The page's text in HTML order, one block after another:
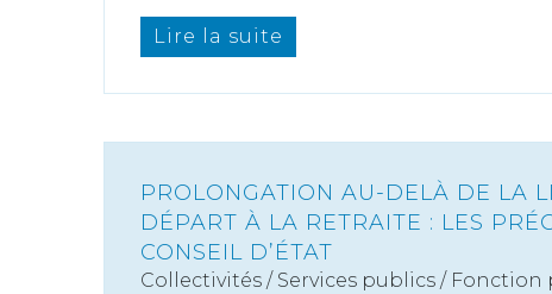
Lire la suite
PROLONGATION AU-DELÀ DE LA
DÉPART À LA RETRAITE : LES
CONSEIL D’ÉTAT
Collectivités / Services publics / Fonction